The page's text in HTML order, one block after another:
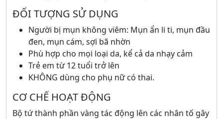
ĐỐI TƯỢNG SỬ DỤNG
Người bị mụn không viêm: Mụn ẩn li ti, mụn đầu
đen, mụn cám, sợi bã nhờn
Phù hợp cho mọi loại da, kể cả da nhạy cảm
Trẻ em từ 12 tuổi trở lên
KHÔNG dùng cho phụ nữ có thai.
CƠ CHẾ HOẠT ĐỘNG
Bộ tứ thành phần vàng tác động lên các nhân tố gây